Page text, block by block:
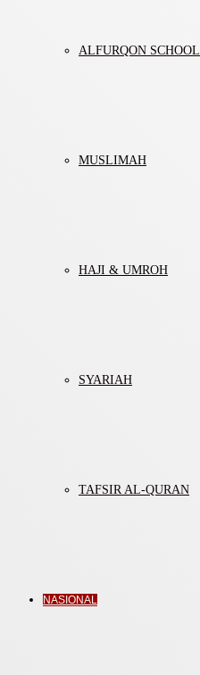
ALFURQON SCHOOL
MUSLIMAH
HAJI & UMROH
SYARIAH
TAFSIR AL-QURAN
NASIONAL